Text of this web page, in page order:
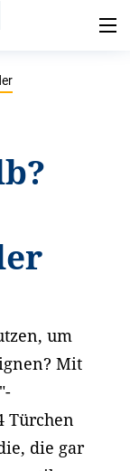
um
Mit
Türchen
die gar